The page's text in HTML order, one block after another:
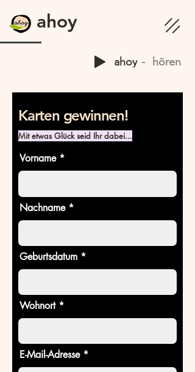
ahoy
ahoy hören
Karten gewinnen!
Mit etwas Glück seid Ihr dabei...
Vorname
Nachname
Geburtsdatum
Wohnort
E-Mail-Adresse